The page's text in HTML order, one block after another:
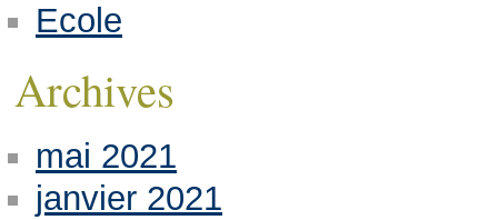
Ecole
Archives
mai 2021
janvier 2021